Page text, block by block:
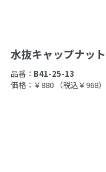
水抜キャップナット
品番： B41-25-13
価格：￥880
（税込￥968）